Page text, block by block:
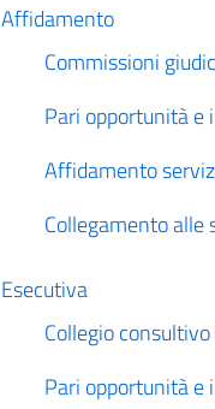
Affidamento
Commissioni
Pari opportunità e
Affidamento
Collegamento alle
Esecutiva
Collegio consultivo
Pari opportunità e